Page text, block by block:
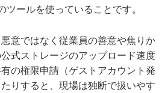
ツールを使っていることです。
意ではなく従業員の善意や焦りか
式ストレージのアップロード速度
の権限申請（ゲストアカウント発
りすると、現場は独断で扱いやす